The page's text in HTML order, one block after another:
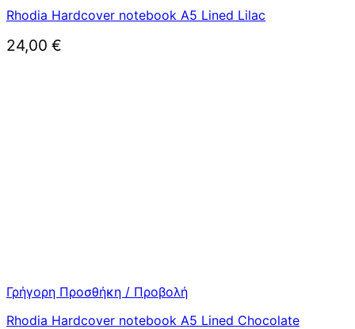
Rhodia Hardcover notebook A5 Lined Lilac
24,00 €
Γρήγορη Προσθήκη / Προβολή
Rhodia Hardcover notebook A5 Lined Chocolate